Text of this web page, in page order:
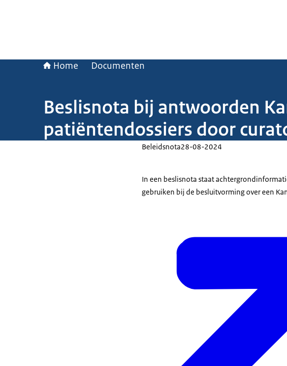
Home Documenten
Beslisnota bij antwoorden
patiëntendossiers door
Beleidsnota28-08-2024
In een beslisnota staat
gebruiken bij de besluitvorming over een